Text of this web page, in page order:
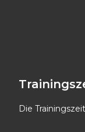
Die